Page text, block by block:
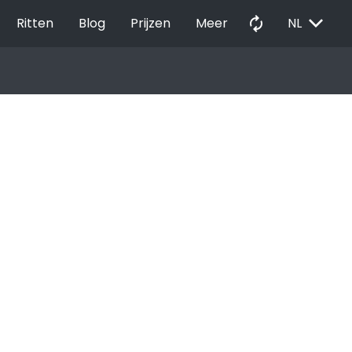
Ritten Blog Prijzen Meer autorenew NL EXPAND_MORE